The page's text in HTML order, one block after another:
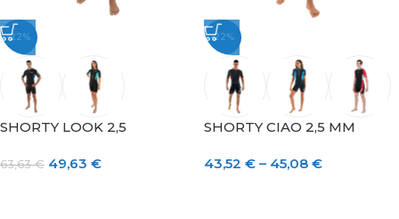
-22%
SHORTY LOOK 2,5
63,63€ 49,63 €
-22%
SHORTY CIAO 2,5 MM
43,52 € – 45,08 €